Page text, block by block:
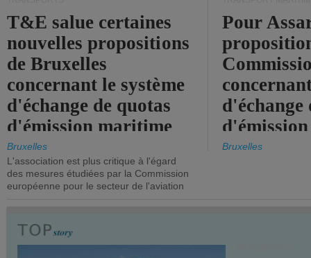
T&E salue certaines
nouvelles propositions
de Bruxelles
concernant le système
d'échange de quotas
d'émission maritime
de l'UE.
Bruxelles
L'association est plus critique à l'égard
des mesures étudiées par la Commission
européenne pour le secteur de l'aviation
Pour
d'échange
timide,
Bruxelles